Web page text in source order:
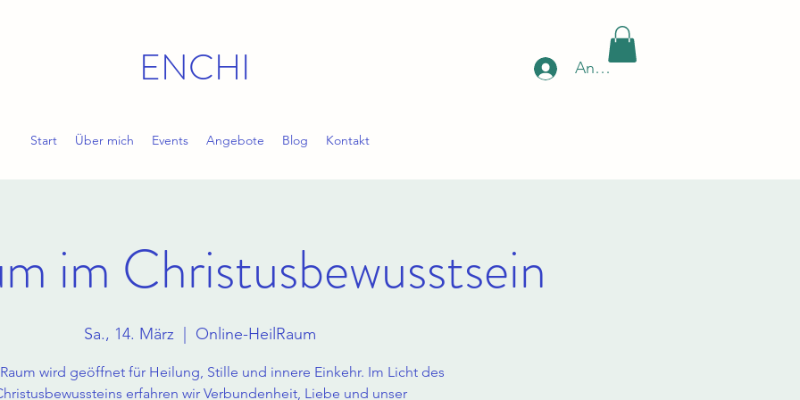
ENCHI Anmelden
Start Über mich Events Angebote Blog Kontakt
im Christusbewusstsein
Sa., 14. März
  |
Online-HeilRaum
wird geöffnet für Heilung, Stille und innere Einkehr. Im Licht des
erfahren wir Verbundenheit, Liebe und unser